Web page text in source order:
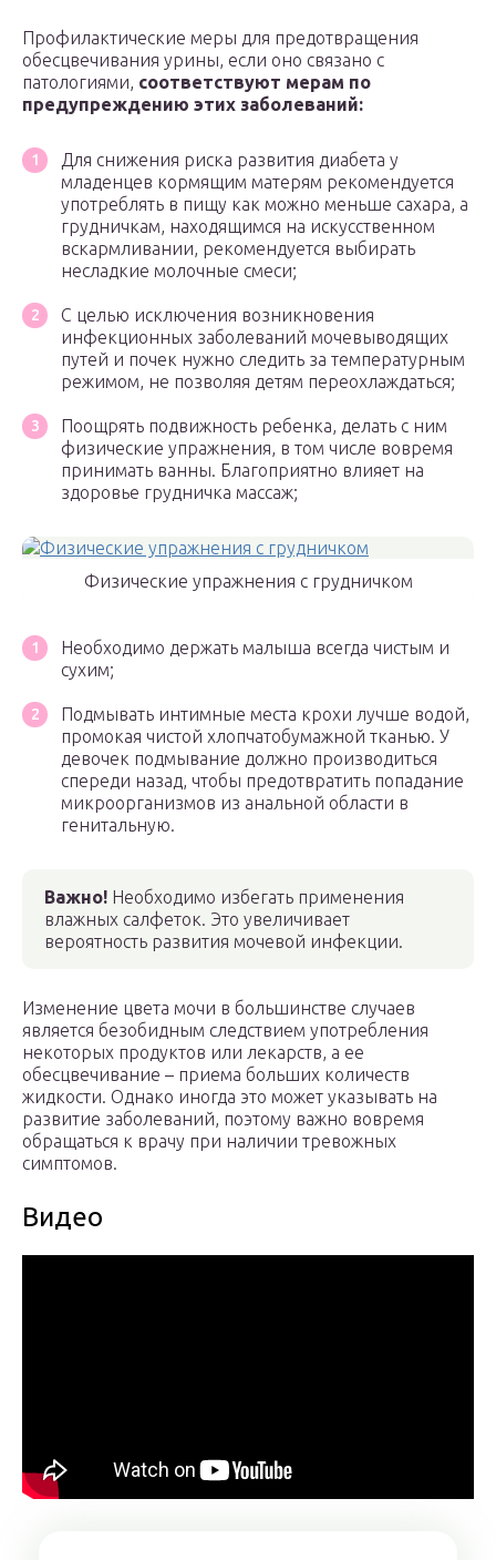
Профилактические меры для предотвращения
обесцвечивания урины, если оно связано с
патологиями, соответствуют мерам по
предупреждению этих заболеваний:
Для снижения риска развития диабета у
младенцев кормящим матерям рекомендуется
употреблять в пищу как можно меньше сахара, а
грудничкам, находящимся на искусственном
вскармливании, рекомендуется выбирать
несладкие молочные смеси;
С целью исключения возникновения
инфекционных заболеваний мочевыводящих
путей и почек нужно следить за температурным
режимом, не позволяя детям переохлаждаться;
Поощрять подвижность ребенка, делать с ним
физические упражнения, в том числе вовремя
принимать ванны. Благоприятно влияет на
здоровье грудничка массаж;
Физические упражнения с грудничком
Необходимо держать малыша всегда чистым и
сухим;
Подмывать интимные места крохи лучше водой,
промокая чистой хлопчатобумажной тканью. У
девочек подмывание должно производиться
спереди назад, чтобы предотвратить попадание
микроорганизмов из анальной области в
генитальную.
Важно! Необходимо избегать применения
влажных салфеток. Это увеличивает
вероятность развития мочевой инфекции.
Изменение цвета мочи в большинстве случаев
является безобидным следствием употребления
некоторых продуктов или лекарств, а ее
обесцвечивание – приема больших количеств
жидкости. Однако иногда это может указывать на
развитие заболеваний, поэтому важно вовремя
обращаться к врачу при наличии тревожных
симптомов.
Видео